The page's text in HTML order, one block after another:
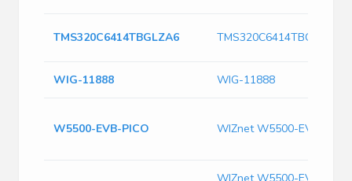
TMS320C6414TBGLZA6 TMS320C6414TBGLZA6
WIG-11888 WIG-11888
W5500-EVB-PICO WIZnet W5500-EVB-PICO